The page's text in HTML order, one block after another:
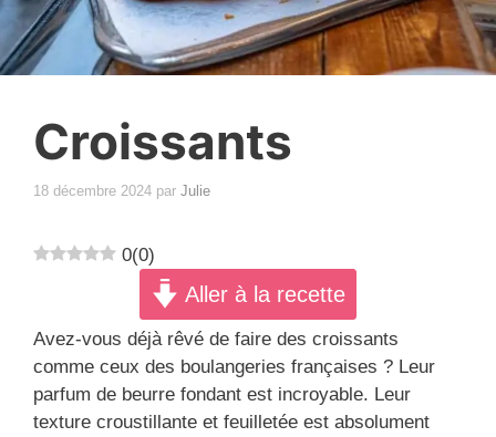
Croissants
18 décembre 2024 par Julie
0(0)
Aller à la recette
Avez-vous déjà rêvé de faire des croissants
comme ceux des boulangeries françaises ? Leur
parfum de beurre fondant est incroyable. Leur
texture croustillante et feuilletée est absolument